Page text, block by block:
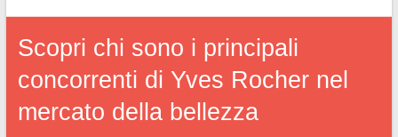
Scopri chi sono i principali
concorrenti di Yves Rocher nel
mercato della bellezza